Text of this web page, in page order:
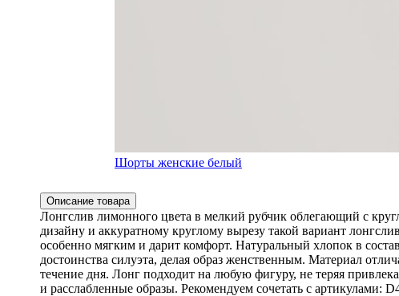
Шорты женские белый
Описание товара
Лонгслив лимонного цвета в мелкий рубчик облегающий с
дизайну и аккуратному круглому вырезу такой вариант
особенно мягким и дарит комфорт. Натуральный хлопок в
достоинства силуэта, делая образ женственным. Материал
течение дня. Лонг подходит на любую фигуру, не теряя
и расслабленные образы. Рекомендуем сочетать с